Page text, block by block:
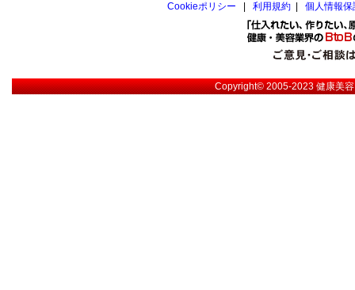
Cookieポリシー
利用規約 個人情報
Copyright© 2005-2023健康美